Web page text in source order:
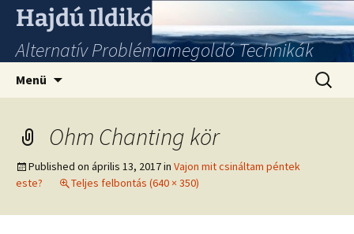
Hajdú Ildikó
Alternatív Problémamegoldó Technikák
Menü
Ohm Chanting kör
Published on április 13, 2017in Vajon mit csináltam péntek
este?
Teljes felbontás (640 × 350)